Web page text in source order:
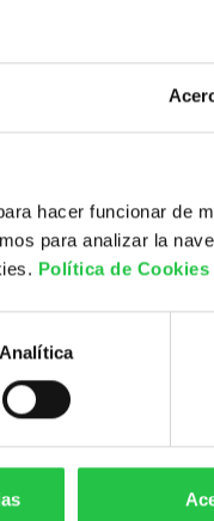
hacer funcionar de
para analizar la
Política de Cookies
Analítica
VÍDEO